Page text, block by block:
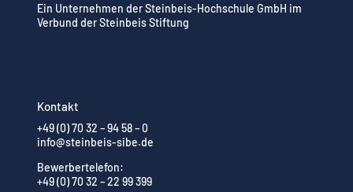
Ein Unternehmen der Steinbeis-Hochschule GmbH im
Verbund der Steinbeis Stiftung
Kontakt
+49 (0) 70 32 – 94 58 – 0
info@steinbeis-sibe.de
Bewerbertelefon:
+49 (0) 70 32 – 22 99 399